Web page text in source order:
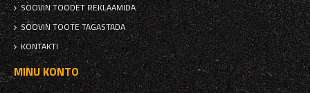
SOOVIN TOODET REKLAAMIDA
SOOVIN TOOTE TAGASTADA
KONTAKTI
MINU KONTO